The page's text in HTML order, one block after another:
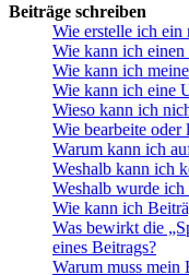
Beiträge schreiben
Wie erstelle ich ein
Wie kann ich einen
Wie kann ich
Wie kann ich eine
Wieso kann ich
Wie bearbeite oder
Warum kann ich
Weshalb kann ich
Weshalb wurde
Wie kann ich
Was bewirkt die
eines Beitrags?
Warum muss mein